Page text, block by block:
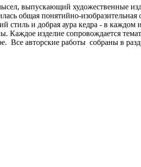
выпускающий художественные
общая понятийно-
стиль и добрая аура кедра - в
Каждое изделие сопровождается
авторские работы собраны в